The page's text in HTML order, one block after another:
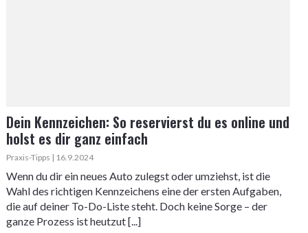
Dein Kennzeichen: So reservierst du es online und
holst es dir ganz einfach
Praxis-Tipps | 16.9.2024
Wenn du dir ein neues Auto zulegst oder umziehst, ist die
Wahl des richtigen Kennzeichens eine der ersten Aufgaben,
die auf deiner To-Do-Liste steht. Doch keine Sorge – der
ganze Prozess ist heutzut [...]